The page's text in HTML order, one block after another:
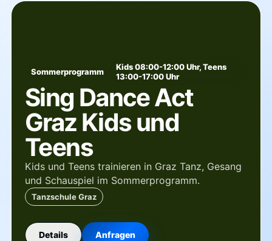
Sommerprogramm
Kids 08:00-12:00 Uhr, Teens
13:00-17:00 Uhr
Sing Dance Act
Graz Kids und
Teens
Kids und Teens trainieren in Graz Tanz, Gesang
und Schauspiel im Sommerprogramm.
Tanzschule Graz
Details Anfragen